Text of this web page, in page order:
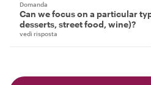
Domanda
Can we focus on a particular
desserts, street food, wine)?
vedi risposta